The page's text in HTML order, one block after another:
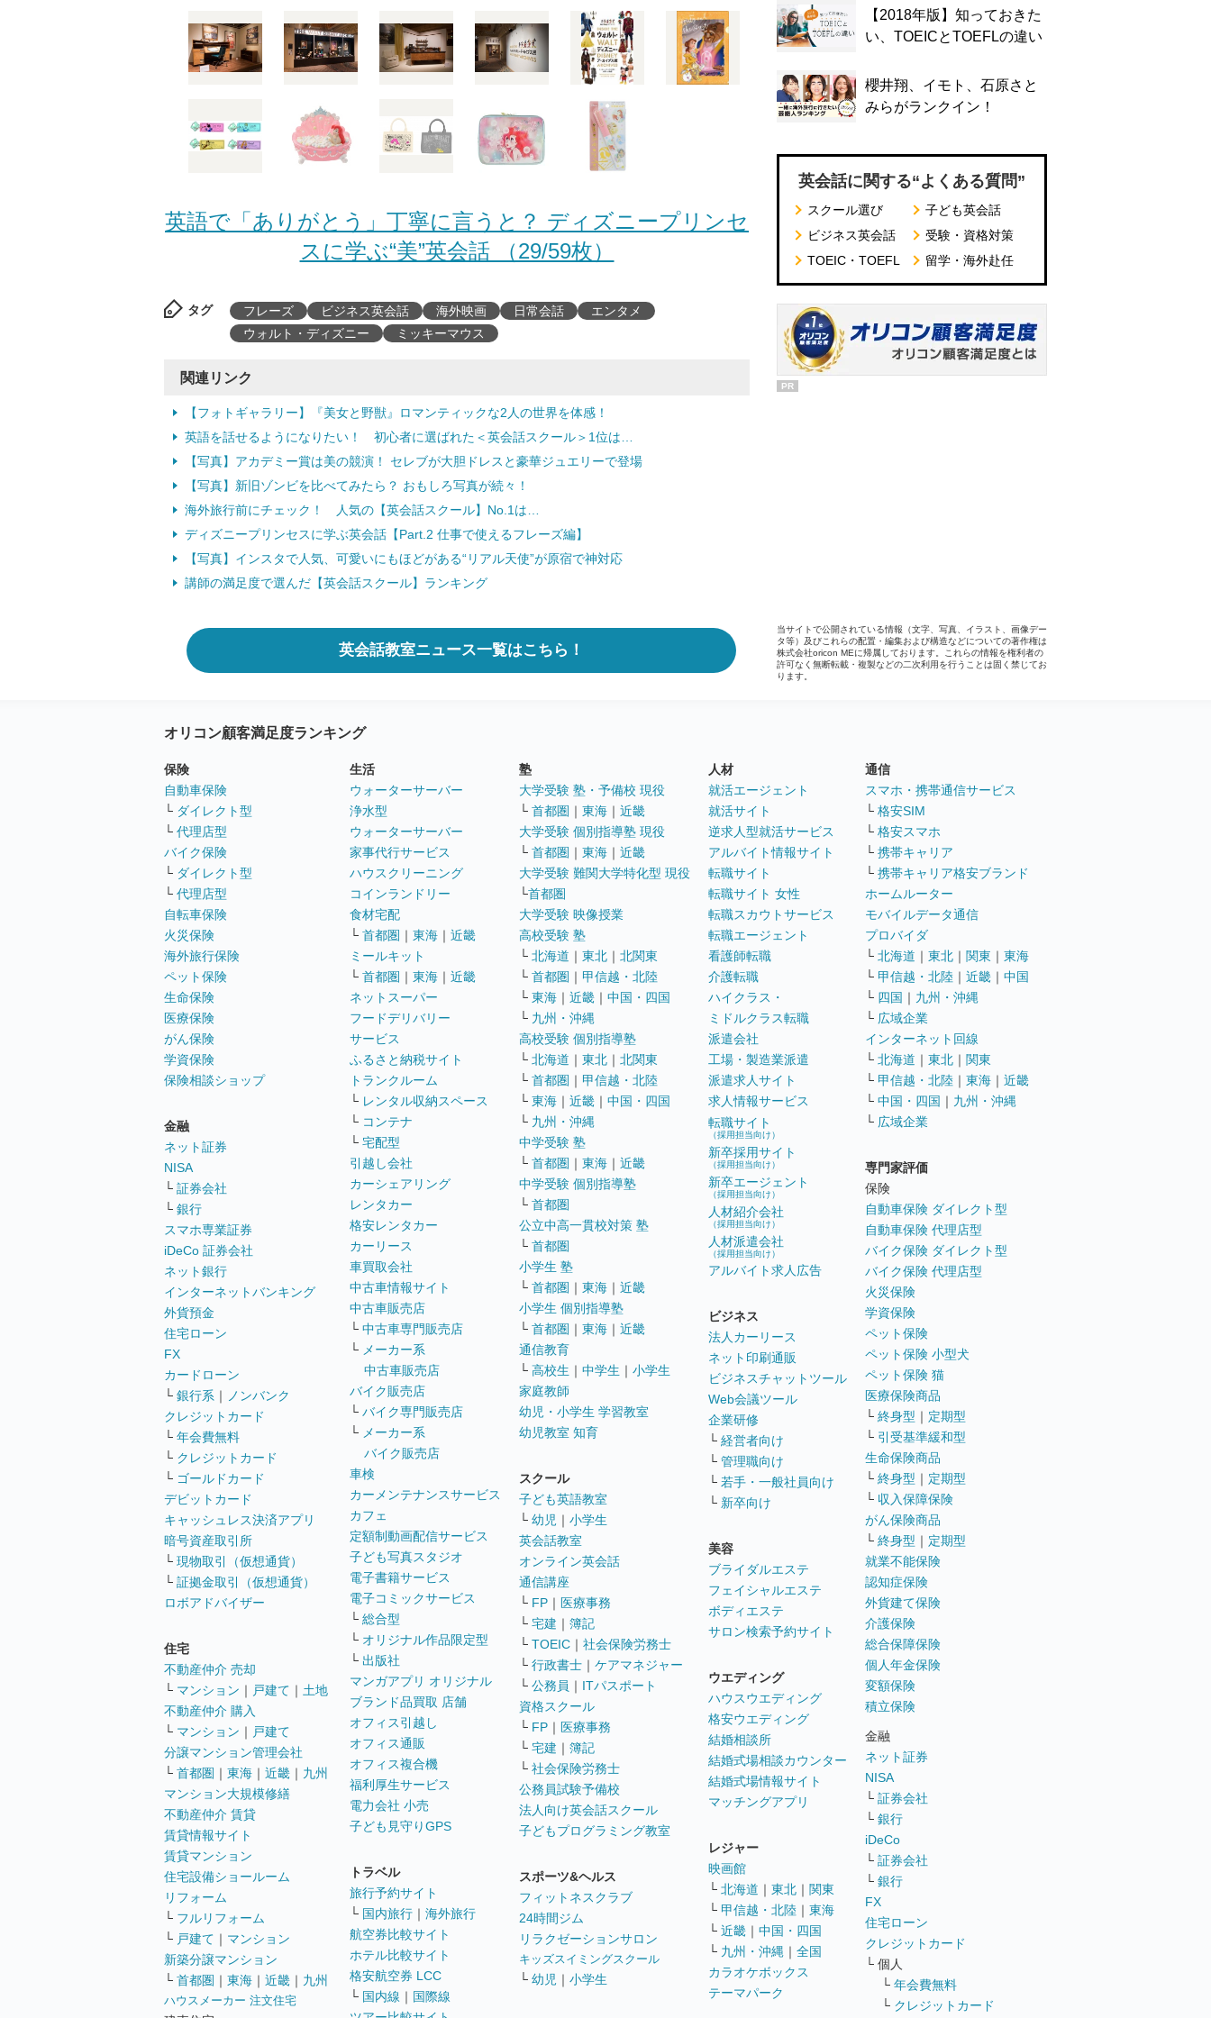
英語で「ありがとう」丁寧に言うと？ ディズニープリンセ
スに学ぶ“美”英会話 （29/59枚）
タグ フレーズ ビジネス英会話 海外映画 日常会話
エンタメ
ウォルト・ディズニー
ミッキーマウス
関連リンク
【フォトギャラリー】『美女と野獣』ロマンティックな2人の世界を体感！
英語を話せるようになりたい！ 初心者に選ばれた＜英会話スクール＞1位は…
【写真】アカデミー賞は美の競演！ セレブが大胆ドレスと豪華ジュエリーで登場
【写真】新旧ゾンビを比べてみたら？ おもしろ写真が続々！
海外旅行前にチェック！ 人気の【英会話スクール】No.1は…
ディズニープリンセスに学ぶ英会話【Part.2 仕事で使えるフレーズ編】
【写真】インスタで人気、可愛いにもほどがある“リアル天使”が原宿で神対応
講師の満足度で選んだ【英会話スクール】ランキング
英会話教室ニュース一覧はこちら！
【2018年版】知っておきた
い、TOEICとTOEFLの違い
櫻井翔、イモト、石原さと
みらがランクイン！
英会話に関する“よくある質問”
スクール選び
子ども英会話
ビジネス英会話
受験・資格対策
TOEIC・TOEFL
留学・海外赴任
PR
当サイトで公開されている情報（文字、写真、イラスト、画像デー
タ等）及びこれらの配置・編集および構造などについての著作権は
株式会社oricon MEに帰属しております。これらの情報を権利者の
許可なく無断転載・複製などの二次利用を行うことは固く禁じてお
ります。
オリコン顧客満足度ランキング
保険
自動車保険
└ ダイレクト型
└ 代理店型
バイク保険
└ ダイレクト型
└ 代理店型
自転車保険
火災保険
海外旅行保険
ペット保険
生命保険
医療保険
がん保険
学資保険
保険相談ショップ
金融
ネット証券
NISA
└ 証券会社
└ 銀行
スマホ専業証券
iDeCo 証券会社
ネット銀行
インターネットバンキング
外貨預金
住宅ローン
FX
カードローン
└ 銀行系 ｜
ノンバンク
クレジットカード
└ 年会費無料
└ クレジットカード
└ ゴールドカード
デビットカード
キャッシュレス決済アプリ
暗号資産取引所
└ 現物取引（仮想通貨）
└ 証拠金取引（仮想通貨）
ロボアドバイザー
住宅
不動産仲介 売却
└ マンション ｜ 戸建て ｜ 土地
不動産仲介 購入
└ マンション ｜ 戸建て
分譲マンション管理会社
└ 首都圏 ｜ 東海 ｜ 近畿 ｜ 九州
マンション大規模修繕
不動産仲介 賃貸
賃貸情報サイト
賃貸マンション
住宅設備ショールーム
リフォーム
└ フルリフォーム
└ 戸建て ｜ マンション
新築分譲マンション
└ 首都圏 ｜ 東海 ｜ 近畿 ｜ 九州
ハウスメーカー 注文住宅
生活
ウォーターサーバー
浄水型
ウォーターサーバー
家事代行サービス
ハウスクリーニング
コインランドリー
食材宅配
└ 首都圏 ｜ 東海 ｜ 近畿
ミールキット
└ 首都圏 ｜ 東海 ｜ 近畿
ネットスーパー
フードデリバリー
サービス
ふるさと納税サイト
トランクルーム
└ レンタル収納スペース
└ コンテナ
└ 宅配型
引越し会社
カーシェアリング
レンタカー
格安レンタカー
カーリース
車買取会社
中古車情報サイト
中古車販売店
└ 中古車専門販売店
└ メーカー系
中古車販売店
バイク販売店
└ バイク専門販売店
└ メーカー系
バイク販売店
車検
カーメンテナンスサービス
カフェ
定額制動画配信サービス
子ども写真スタジオ
電子書籍サービス
電子コミックサービス
└ 総合型
└ オリジナル作品限定型
└ 出版社
マンガアプリ オリジナル
ブランド品買取 店舗
オフィス引越し
オフィス通販
オフィス複合機
福利厚生サービス
電力会社 小売
子ども見守りGPS
トラベル
旅行予約サイト
└ 国内旅行 ｜ 海外旅行
航空券比較サイト
ホテル比較サイト
格安航空券 LCC
└ 国内線 ｜ 国際線
塾
大学受験 塾・予備校 現役
└ 首都圏 ｜ 東海 ｜ 近畿
大学受験 個別指導塾 現役
└ 首都圏 ｜ 東海 ｜ 近畿
大学受験 難関大学特化型 現役
└首都圏
大学受験 映像授業
高校受験 塾
└ 北海道 ｜ 東北 ｜ 北関東
└ 首都圏 ｜ 甲信越・北陸
└ 東海 ｜ 近畿 ｜ 中国・四国
└ 九州・沖縄
高校受験 個別指導塾
└ 北海道 ｜ 東北 ｜ 北関東
└ 首都圏 ｜ 甲信越・北陸
└ 東海 ｜ 近畿 ｜ 中国・四国
└ 九州・沖縄
中学受験 塾
└ 首都圏 ｜ 東海 ｜ 近畿
中学受験 個別指導塾
└ 首都圏
公立中高一貫校対策 塾
└ 首都圏
小学生 塾
└ 首都圏 ｜ 東海 ｜ 近畿
小学生 個別指導塾
└ 首都圏 ｜ 東海 ｜ 近畿
通信教育
└ 高校生 ｜ 中学生 ｜ 小学生
家庭教師
幼児・小学生 学習教室
幼児教室 知育
スクール
子ども英語教室
└ 幼児 ｜ 小学生
英会話教室
オンライン英会話
通信講座
└ FP ｜ 医療事務
└ 宅建 ｜ 簿記
└ TOEIC ｜ 社会保険労務士
└ 行政書士 ｜ ケアマネジャー
└ 公務員 ｜ ITパスポート
資格スクール
└ FP ｜ 医療事務
└ 宅建 ｜ 簿記
└ 社会保険労務士
公務員試験予備校
法人向け英会話スクール
子どもプログラミング教室
スポーツ&ヘルス
フィットネスクラブ
24時間ジム
リラクゼーションサロン
キッズスイミングスクール
└ 幼児 ｜ 小学生
人材
就活エージェント
就活サイト
逆求人型就活サービス
アルバイト情報サイト
転職サイト
転職サイト 女性
転職スカウトサービス
転職エージェント
看護師転職
介護転職
ハイクラス・
ミドルクラス転職
派遣会社
工場・製造業派遣
派遣求人サイト
求人情報サービス
転職サイト
（採用担当向け）
新卒採用サイト
（採用担当向け）
新卒エージェント
（採用担当向け）
人材紹介会社
（採用担当向け）
人材派遣会社
（採用担当向け）
アルバイト求人広告
ビジネス
法人カーリース
ネット印刷通販
ビジネスチャットツール
Web会議ツール
企業研修
└ 経営者向け
└ 管理職向け
└ 若手・一般社員向け
└ 新卒向け
美容
ブライダルエステ
フェイシャルエステ
ボディエステ
サロン検索予約サイト
ウエディング
ハウスウエディング
格安ウエディング
結婚相談所
結婚式場相談カウンター
結婚式場情報サイト
マッチングアプリ
レジャー
映画館
└ 北海道 ｜ 東北 ｜ 関東
└ 甲信越・北陸 ｜ 東海
└ 近畿 ｜ 中国・四国
└ 九州・沖縄 ｜ 全国
カラオケボックス
テーマパーク
通信
スマホ・携帯通信サービス
└ 格安SIM
└ 格安スマホ
└ 携帯キャリア
└ 携帯キャリア格安ブランド
ホームルーター
モバイルデータ通信
プロバイダ
└ 北海道 ｜ 東北 ｜ 関東 ｜ 東海
└ 甲信越・北陸 ｜ 近畿 ｜ 中国
└ 四国 ｜ 九州・沖縄
└ 広域企業
インターネット回線
└ 北海道 ｜ 東北 ｜ 関東
└ 甲信越・北陸 ｜ 東海 ｜ 近畿
└ 中国・四国 ｜ 九州・沖縄
└ 広域企業
専門家評価
保険
自動車保険 ダイレクト型
自動車保険 代理店型
バイク保険 ダイレクト型
バイク保険 代理店型
火災保険
学資保険
ペット保険
ペット保険 小型犬
ペット保険 猫
医療保険商品
└ 終身型 ｜ 定期型
└ 引受基準緩和型
生命保険商品
└ 終身型 ｜ 定期型
└ 収入保障保険
がん保険商品
└ 終身型 ｜ 定期型
就業不能保険
認知症保険
外貨建て保険
介護保険
総合保障保険
個人年金保険
変額保険
積立保険
金融
ネット証券
NISA
└ 証券会社
└ 銀行
iDeCo
└ 証券会社
└ 銀行
FX
住宅ローン
クレジットカード
└ 個人
└ 年会費無料
└ クレジットカード